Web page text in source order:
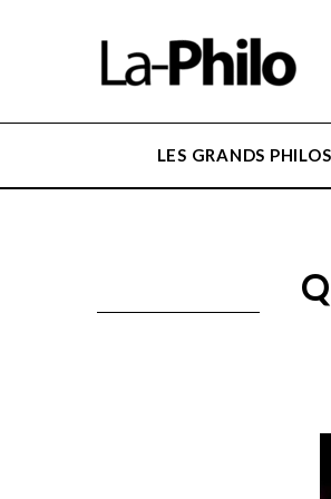
LES GRANDS